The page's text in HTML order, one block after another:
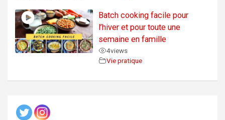
Batch cooking facile pour
l’hiver et pour toute une
semaine en famille
4views
Vie pratique